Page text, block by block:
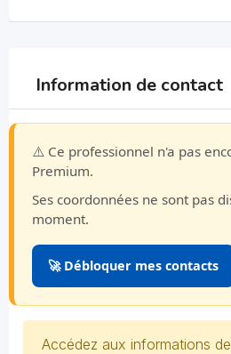
Information de contact
⚠️ Ce professionnel n'a pas
Premium.
Ses coordonnées ne sont pas
moment.
🚀 Débloquer mes contacts
Accédez aux informations